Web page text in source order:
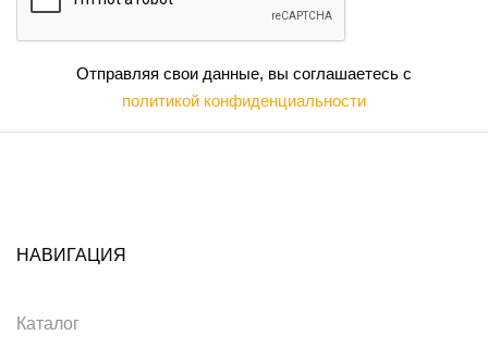
Отправляя свои данные, вы соглашаетесь с
политикой конфиденциальности
НАВИГАЦИЯ
Каталог